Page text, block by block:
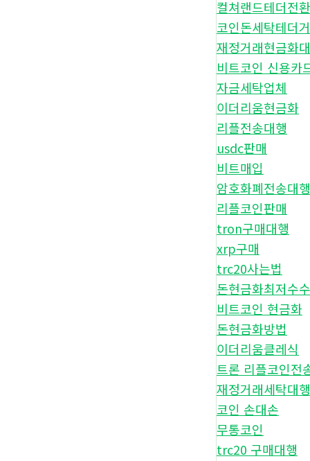
컬쳐랜드테더전환
코인돈세탁테더
재정거래현금화
비트코인 신용카
자금세탁업체
이더리움현금화
리플전송대행
usdc판매
비트매입
암호화폐전송대행
리플코인판매
tron구매대행
xrp구매
trc20사는법
돈현금화최저수
비트코인 현금화
돈현금화방법
이더리움클레식
트론 리플코인전
재정거래세탁대
코인 손대손
무통코인
trc20 구매대행